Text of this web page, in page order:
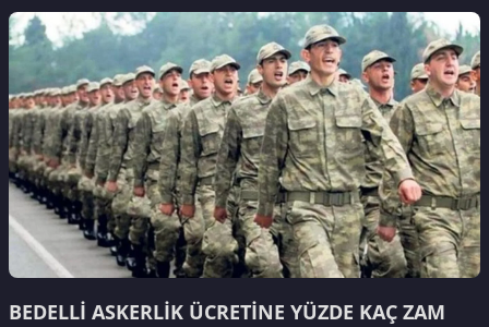
BEDELLİ ASKERLİK ÜCRETİNE YÜZDE KAÇ ZAM